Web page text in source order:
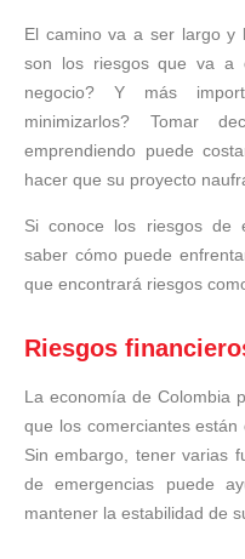
El camino va a ser largo y
son los riesgos que va a
negocio? Y más
minimizarlos? Tomar
emprendiendo puede
hacer que su proyecto
Si conoce los riesgos de
saber cómo puede
que encontrará riesgos
Riesgos
La economía de Colombia
que los comerciantes
Sin embargo, tener varias
de emergencias puede
mantener la estabilidad de